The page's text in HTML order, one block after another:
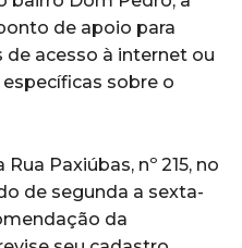
de apoio para
acesso à internet ou
sobre o
Paxiúbas, nº 215, no
de segunda a sexta-
da